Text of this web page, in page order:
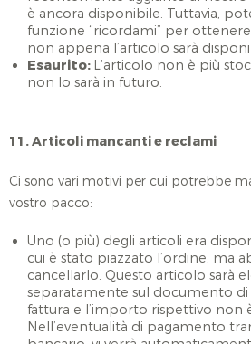
è ancora disponibile. Tuttavia,
funzione “ricordami” per
non appena l’articolo sarà
Esaurito: L’articolo non è più
non lo sarà in futuro.
11. Articoli mancanti e reclami
Ci sono vari motivi per cui potrebbe
vostro pacco:
Uno (o più) degli articoli era
cui è stato piazzato l’ordine, ma
cancellarlo. Questo articolo sarà
separatamente sul documento
fattura e l’importo rispettivo non
Nell’eventualità di pagamento